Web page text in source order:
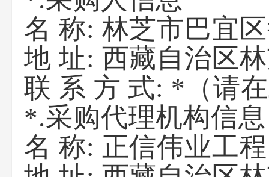
名 称: 林芝市巴宜
地 址: 西藏自治区
联 系 方 式: *（请
*.采购代理机构信
名 称: 正信伟业工